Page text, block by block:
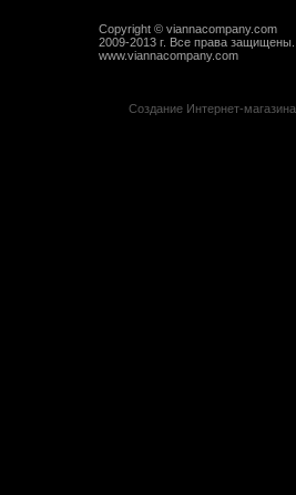
Copyright © viannacompany.com
2009-2013 г. Все права защищены.
www.viannacompany.com
Создание Интернет-